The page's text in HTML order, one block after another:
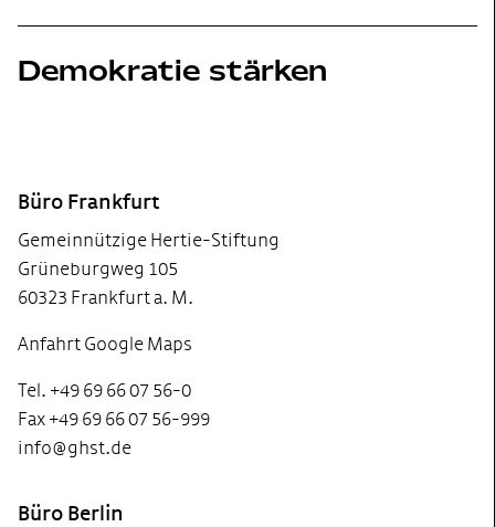
Demokratie stärken
Büro Frankfurt
Gemeinnützige Hertie-Stiftung
Grüneburgweg 105
60323 Frankfurt a. M.
Anfahrt Google Maps
Tel. +49 69 66 07 56-0
Fax +49 69 66 07 56-999
info@ghst.de
Büro Berlin